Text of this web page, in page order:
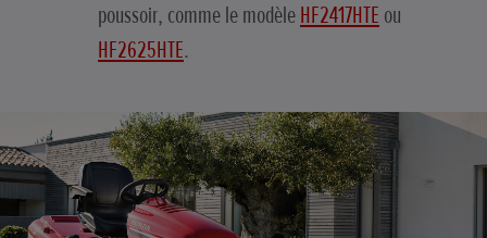
poussoir, comme le modèleHF2417HTE ou
HF2625HTE.